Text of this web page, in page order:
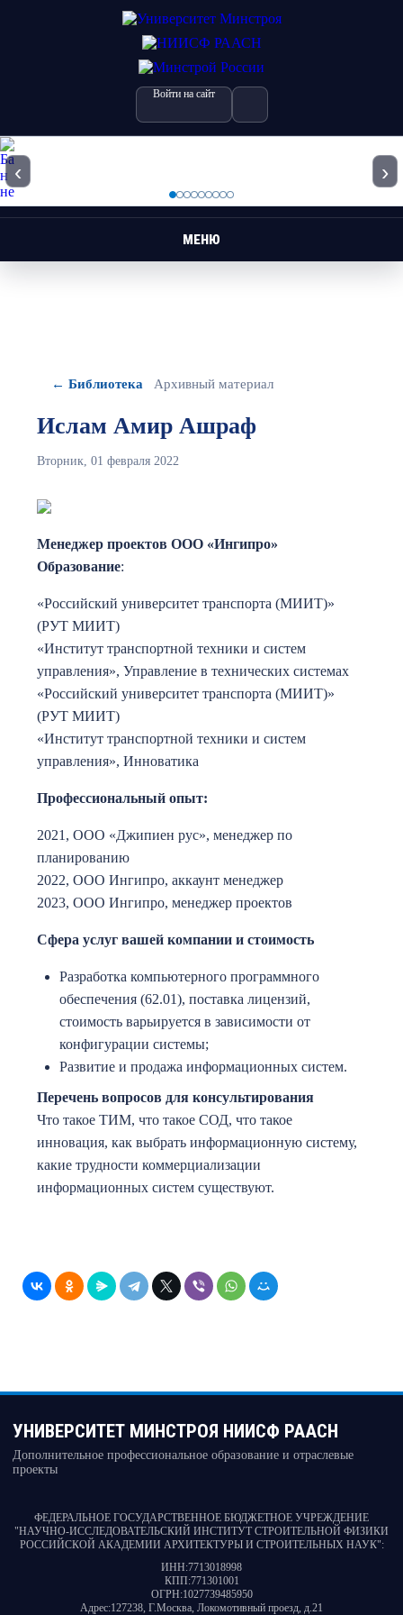
Войти на сайт
‹ ›
МЕНЮ
← Библиотека Архивный материал
Ислам Амир Ашраф
Вторник, 01 февраля 2022
Менеджер проектов ООО «Ингипро»
Образование:
«Российский университет транспорта (МИИТ)»
(РУТ МИИТ)
«Институт транспортной техники и систем
управления», Управление в технических системах
«Российский университет транспорта (МИИТ)»
(РУТ МИИТ)
«Институт транспортной техники и систем
управления», Инноватика
Профессиональный опыт:
2021, ООО «Джипиен рус», менеджер по
планированию
2022, ООО Ингипро, аккаунт менеджер
2023, ООО Ингипро, менеджер проектов
Сфера услуг вашей компании и стоимость
Разработка компьютерного программного
обеспечения (62.01), поставка лицензий,
стоимость варьируется в зависимости от
конфигурации системы;
Развитие и продажа информационных систем.
Перечень вопросов для консультирования
Что такое ТИМ, что такое СОД, что такое
инновация, как выбрать информационную систему,
какие трудности коммерциализации
информационных систем существуют.
УНИВЕРСИТЕТ МИНСТРОЯ НИИСФ РААСН
Дополнительное профессиональное образование и отраслевые
проекты
ФЕДЕРАЛЬНОЕ ГОСУДАРСТВЕННОЕ БЮДЖЕТНОЕ УЧРЕЖДЕНИЕ
"НАУЧНО-ИССЛЕДОВАТЕЛЬСКИЙ ИНСТИТУТ СТРОИТЕЛЬНОЙ ФИЗИКИ
РОССИЙСКОЙ АКАДЕМИИ АРХИТЕКТУРЫ И СТРОИТЕЛЬНЫХ НАУК":
ИНН:7713018998
КПП:771301001
ОГРН:1027739485950
Адрес:127238, Г.Москва, Локомотивный проезд, д.21